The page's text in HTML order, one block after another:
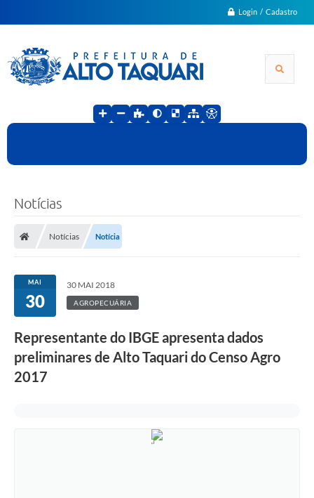
Login / Cadastro
Notícias
Notícias Notícia
MAI
30
30 MAI 2018
AGROPECUÁRIA
Representante do IBGE apresenta dados
preliminares de Alto Taquari do Censo Agro
2017